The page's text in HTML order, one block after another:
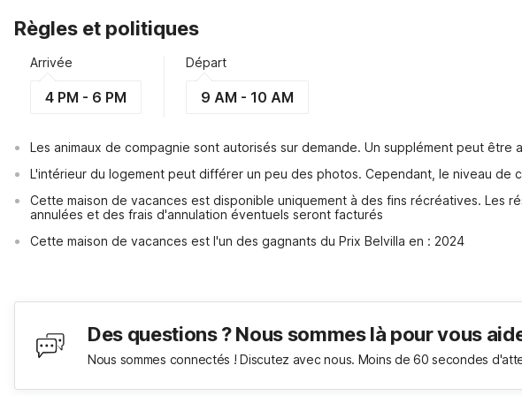
Règles et politiques
Arrivée
4 PM - 6 PM
Départ
9 AM - 10 AM
Les animaux de compagnie sont autorisés sur demande. Un supplément peut être
L'intérieur du logement peut différer un peu des photos. Cependant, le niveau de
Cette maison de vacances est disponible uniquement à des fins récréatives. Les
annulées et des frais d'annulation éventuels seront facturés
Cette maison de vacances est l'un des gagnants du Prix Belvilla en : 2024
Des questions ? Nous sommes là pour vous
Nous sommes connectés ! Discutez avec nous. Moins de 60 secondes